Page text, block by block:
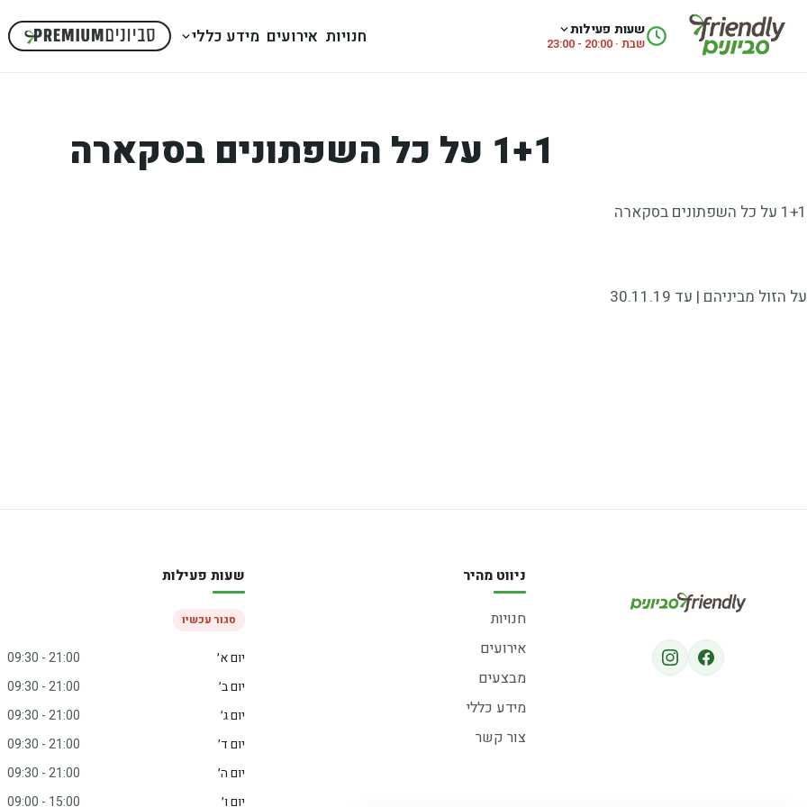
שעות פעילות
שבת · 20:00 - 23:00 חנויות אירועים מידע כללי
1+1 על כל השפתונים בסקארה
1+1 על כל השפתונים בסקארה
על הזול מביניהם | עד 30.11.19
ניווט מהיר
חנויות
אירועים
מבצעים
מידע כללי
צור קשר
שעות פעילות
סגור עכשיו
יום א׳
09:30 - 21:00
יום ב׳
09:30 - 21:00
יום ג׳
09:30 - 21:00
יום ד׳
09:30 - 21:00
יום ה׳
09:30 - 21:00
יום ו׳
09:00 - 15:00